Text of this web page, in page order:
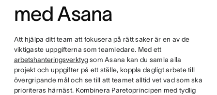
med Asana
Att hjälpa ditt team att fokusera på rätt saker är en av de
viktigaste uppgifterna som teamledare. Med ett
arbetshanteringsverktygsom Asana kan du samla alla
projekt och uppgifter på ett ställe, koppla dagligt arbete till
övergripande mål och se till att teamet alltid vet vad som ska
prioriteras härnäst. Kombinera Paretoprincipen med tydlig